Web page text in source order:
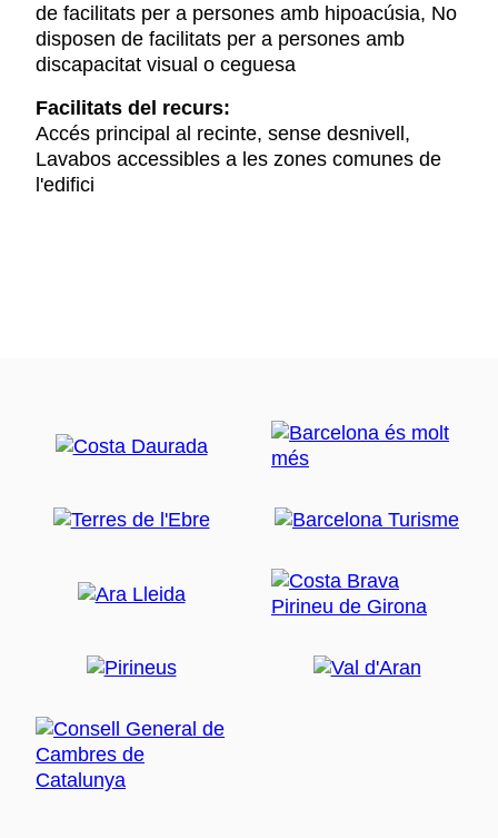
de facilitats per a persones amb hipoacúsia, No
disposen de facilitats per a persones amb
discapacitat visual o ceguesa
Facilitats del recurs:
Accés principal al recinte, sense desnivell,
Lavabos accessibles a les zones comunes de
l'edifici